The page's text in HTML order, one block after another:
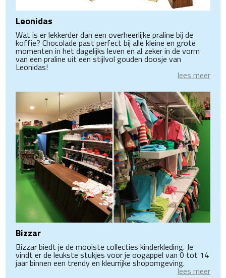
Leonidas
Wat is er lekkerder dan een overheerlijke praline bij de
koffie? Chocolade past perfect bij alle kleine en grote
momenten in het dagelijks leven en al zeker in de vorm
van een praline uit een stijlvol gouden doosje van
Leonidas!
lees meer
Bizzar
Bizzar biedt je de mooiste collecties kinderkleding. Je
vindt er de leukste stukjes voor je oogappel van 0 tot 14
jaar binnen een trendy en kleurrijke shopomgeving.
lees meer